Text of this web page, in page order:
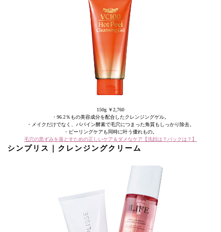
150g ￥2,760
・96.2％もの美容成分を配合したクレンジングゲル。
・メイクだけでなく、パパイン酵素で毛穴につまった角質もしっかり除去。
・ピーリングケアも同時に叶う優れもの。
毛穴の黒ずみを落とすための正しいケア＆ダメなケア【洗顔は？パックは？】
シンプリス｜クレンジングクリーム